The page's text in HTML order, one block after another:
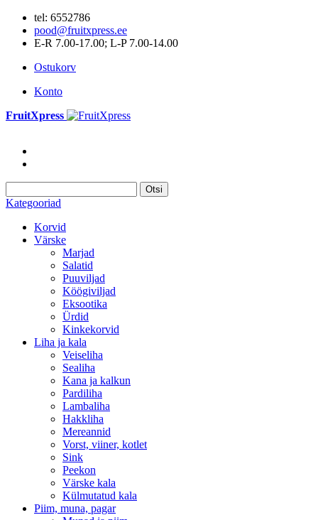
tel: 6552786
pood@fruitxpress.ee
E-R 7.00-17.00; L-P 7.00-14.00
Ostukorv
Konto
FruitXpress
Otsi
Kategooriad
Korvid
Värske
Marjad
Salatid
Puuviljad
Köögiviljad
Eksootika
Ürdid
Kinkekorvid
Liha ja kala
Veiseliha
Sealiha
Kana ja kalkun
Pardiliha
Lambaliha
Hakkliha
Mereannid
Vorst, viiner, kotlet
Sink
Peekon
Värske kala
Külmutatud kala
Piim, muna, pagar